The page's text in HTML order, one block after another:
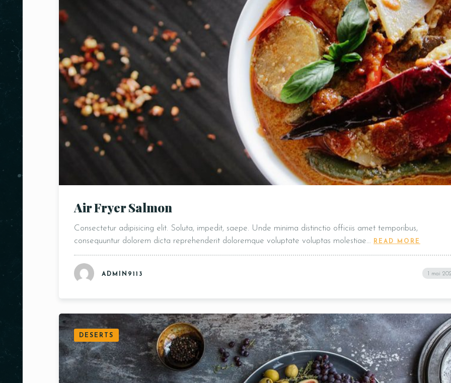
Air Fryer Salmon
Consectetur adipisicing elit. Soluta, impedit, saepe. Unde minima distinctio officiis amet temporibus,
consequuntur dolorem dicta reprehenderit doloremque voluptate voluptas molestiae…
READ MORE
ADMIN9113 1 mai
DESERTS